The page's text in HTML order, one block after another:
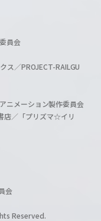
員会
ス／PROJECT-RAILGU
メーション製作委員会
店／「プリズマ☆イリ
会
Reserved.